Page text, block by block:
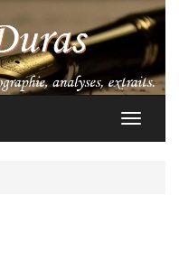
Menu